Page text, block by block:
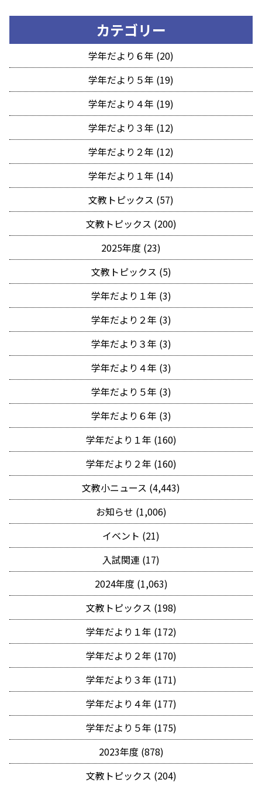
カテゴリー
学年だより６年 (20)
学年だより５年 (19)
学年だより４年 (19)
学年だより３年 (12)
学年だより２年 (12)
学年だより１年 (14)
文教トピックス (57)
文教トピックス (200)
2025年度 (23)
文教トピックス (5)
学年だより１年 (3)
学年だより２年 (3)
学年だより３年 (3)
学年だより４年 (3)
学年だより５年 (3)
学年だより６年 (3)
学年だより１年 (160)
学年だより２年 (160)
文教小ニュース (4,443)
お知らせ (1,006)
イベント (21)
入試関連 (17)
2024年度 (1,063)
文教トピックス (198)
学年だより１年 (172)
学年だより２年 (170)
学年だより３年 (171)
学年だより４年 (177)
学年だより５年 (175)
2023年度 (878)
文教トピックス (204)